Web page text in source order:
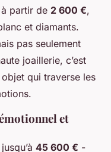
partir de 2 600 €,
et diamants.
pas seulement
joaillerie, c’est
objet qui traverse les
et
45 600 € -